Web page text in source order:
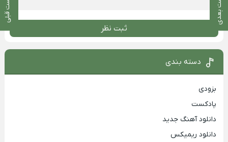
پست بعدی پست قبلی
ثبت نظر
دسته بندی
بزودی
پادکست
دانلود آهنگ جدید
دانلود ریمیکس